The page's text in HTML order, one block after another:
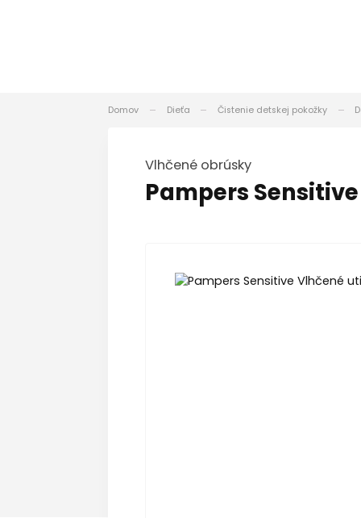
Domov Dieťa Čistenie detskej pokožky
Vlhčené obrúsky
Pampers